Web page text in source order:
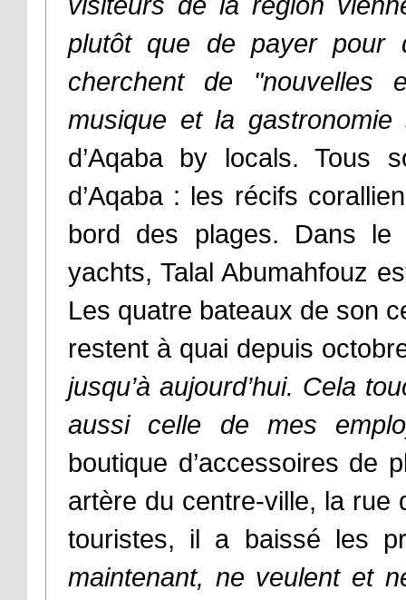
plutôt que de payer pour
cherchent de "nouvelles
musique et la gastronomie
d’Aqaba by locals. Tous
d’Aqaba : les récifs
bord des plages. Dans le
yachts, Talal Abumahfouz
Les quatre bateaux de son
restent à quai depuis
jusqu’à aujourd’hui. Cela
aussi celle de mes
boutique d’accessoires de
artère du centre-ville, la rue
touristes, il a baissé les
maintenant, ne veulent et